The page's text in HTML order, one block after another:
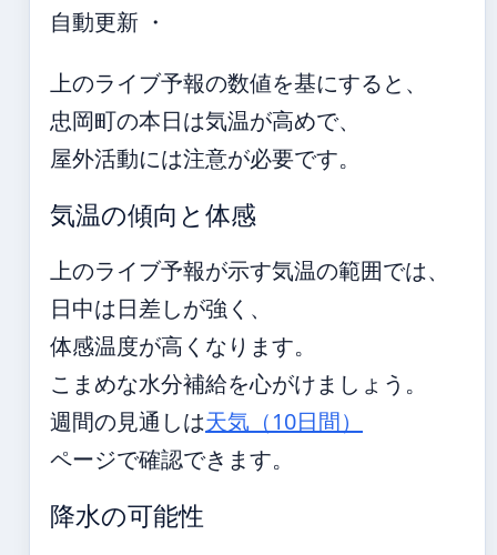
自動更新 ・
上のライブ予報の数値を基にすると、
忠岡町の本日は気温が高めで、
屋外活動には注意が必要です。
気温の傾向と体感
上のライブ予報が示す気温の範囲では、
日中は日差しが強く、
体感温度が高くなります。
こまめな水分補給を心がけましょう。
週間の見通しは天気（10日間）
ページで確認できます。
降水の可能性